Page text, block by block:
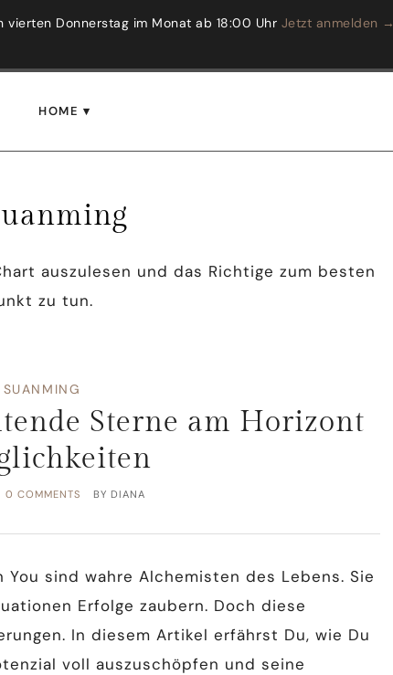
Donnerstag im Monat ab 18:00 Uhr Jetzt anmelden →
HOME
auszulesen und das Richtige zum besten
zu tun.
Sterne am Horizont
0 COMMENTS BY DIANA
sind wahre Alchemisten des Lebens. Sie
Erfolge zaubern. Doch diese
In diesem Artikel erfährst Du, wie Du
voll auszuschöpfen und seine